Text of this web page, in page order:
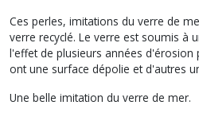
Ces perles, imitations du verre de
verre recyclé. Le verre est soumis à
l'effet de plusieurs années d'érosion
ont une surface dépolie et d'autres
Une belle imitation du verre de mer.